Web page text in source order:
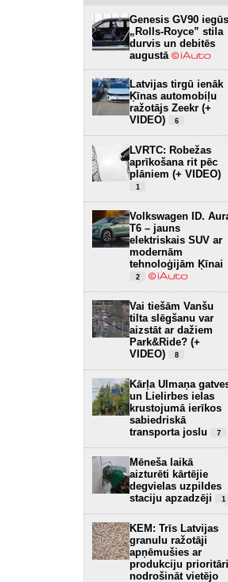
Genesis GV90 iegūs
„Rolls-Royce” stila
durvis un debitēs
augustā
Latvijas tirgū ienāk
Ķīnas automobiļu
ražotājs Zeekr (+
VIDEO)
6
LVRTC: Robežas
aprīkošana rit pēc
plāniem (+ VIDEO)
1
Volkswagen ID.
T6 – jauns
elektriskais SUV ar
modernām
tehnoloģijām Ķīnai
2
Vai tiešām Vanšu
tilta slēgšanu var
aizstāt ar dažiem
Park&Ride? (+
VIDEO)
8
Kārļa Ulmaņa
un Lielirbes ielas
krustojumā ierīkos
sabiedriskā
transporta joslu
7
Mēneša laikā
aizturēti kārtējie
degvielas uzpildes
staciju apzadzēji
1
KEM: Trīs Latvijas
granulu ražotāji
apņēmušies ar
produkciju prioritāri
nodrošināt vietējo